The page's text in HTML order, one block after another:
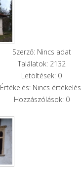
Szerző: Nincs adat
Találatok: 2132
Letöltések: 0
Értékelés: Nincs értékelés
Hozzászólások: 0